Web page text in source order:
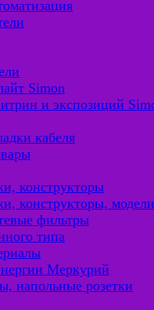
Simon
и экспозиций
кабеля
конструкторы
конструкторы, модели
фильтры
типа
Меркурий
напольные розетки